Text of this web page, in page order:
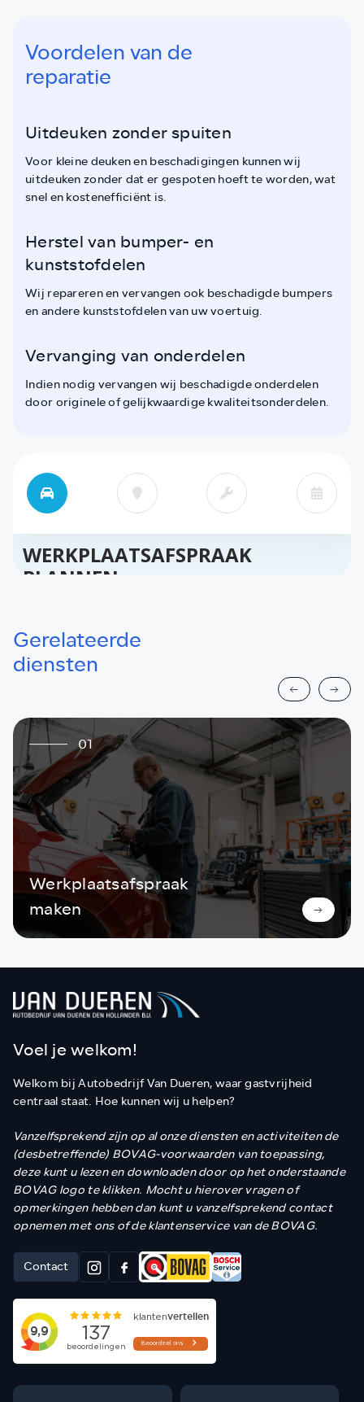
Voordelen van de
reparatie
Uitdeuken zonder spuiten
Voor kleine deuken en beschadigingen kunnen wij
uitdeuken zonder dat er gespoten hoeft te worden, wat
snel en kostenefficiënt is.
Herstel van bumper- en
kunststofdelen
Wij repareren en vervangen ook beschadigde bumpers
en andere kunststofdelen van uw voertuig.
Vervanging van onderdelen
Indien nodig vervangen wij beschadigde onderdelen
door originele of gelijkwaardige kwaliteitsonderdelen.
Gerelateerde
diensten
01
Werkplaatsafspraak
maken
Voel je welkom!
Welkom bij Autobedrijf Van Dueren, waar gastvrijheid
centraal staat. Hoe kunnen wij u helpen?
Vanzelfsprekend zijn op al onze diensten en activiteiten de
(desbetreffende) BOVAG-voorwaarden van toepassing,
deze kunt u lezen en downloaden door op het onderstaande
BOVAG logo te klikken. Mocht u hierover vragen of
opmerkingen hebben dan kunt u vanzelfsprekend contact
opnemen met ons of de klantenservice van de BOVAG.
Contact